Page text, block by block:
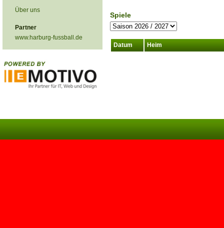
Über uns
Partner
www.harburg-fussball.de
Spiele
Datum Heim